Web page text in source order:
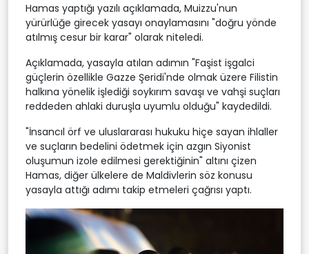
Hamas yaptığı yazılı açıklamada, Muizzu'nun
yürürlüğe girecek yasayı onaylamasını "doğru yönde
atılmış cesur bir karar" olarak niteledi.
Açıklamada, yasayla atılan adımın "Faşist işgalci
güçlerin özellikle Gazze Şeridi'nde olmak üzere Filistin
halkına yönelik işlediği soykırım savaşı ve vahşi suçları
reddeden ahlaki duruşla uyumlu olduğu" kaydedildi.
"İnsancıl örf ve uluslararası hukuku hiçe sayan ihlaller
ve suçların bedelini ödetmek için azgın Siyonist
oluşumun izole edilmesi gerektiğinin" altını çizen
Hamas, diğer ülkelere de Maldivlerin söz konusu
yasayla attığı adımı takip etmeleri çağrısı yaptı.